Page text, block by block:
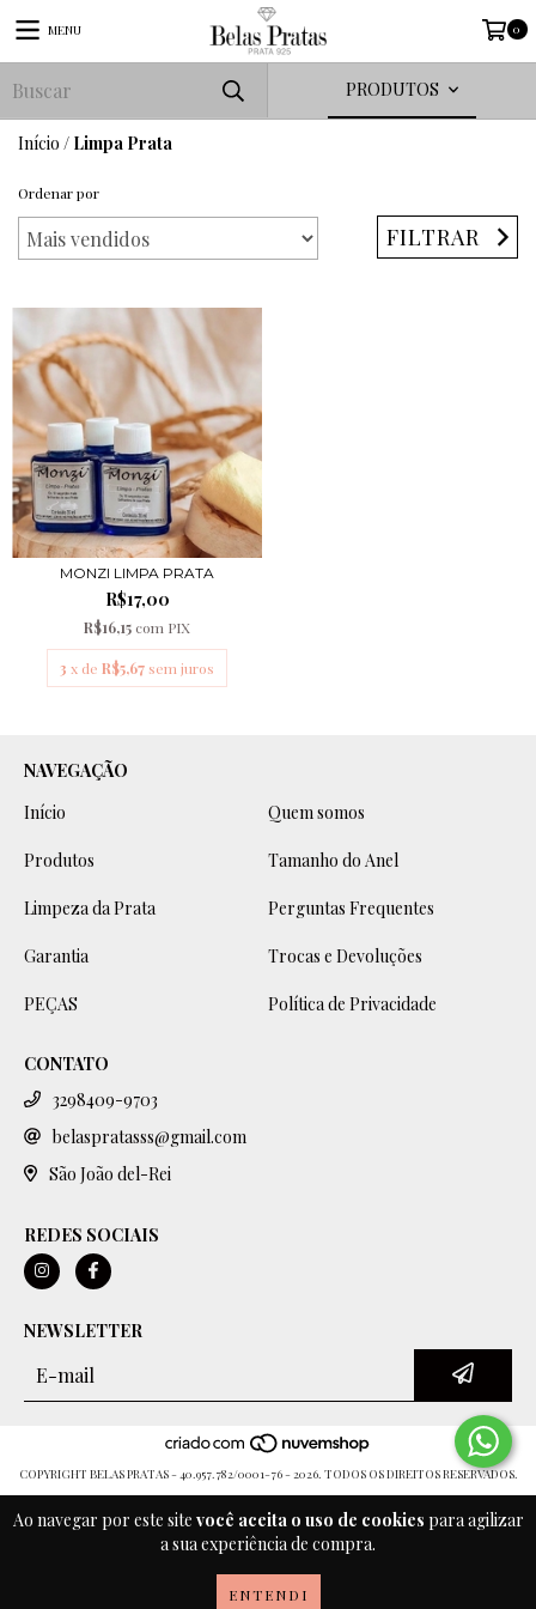
Ao navegar por este site você aceita o uso de cookies para agilizar
a sua experiência de compra.
ENTENDI
MENU 0
PRODUTOS
Início / Limpa Prata
Ordenar por
FILTRAR
MONZI LIMPA PRATA
R$17,00
R$16,15 com PIX
3 x de R$5,67 sem juros
NAVEGAÇÃO
Início
Quem somos
Produtos Tamanho do Anel
Limpeza da Prata Perguntas Frequentes
Garantia Trocas e Devoluções
PEÇAS Política de Privacidade
CONTATO
3298409-9703
belaspratasss@gmail.com
São João del-Rei
REDES SOCIAIS
NEWSLETTER
COPYRIGHT BELAS PRATAS - 40.957.782/0001-76 - 2026. TODOS OS DIREITOS RESERVADOS.